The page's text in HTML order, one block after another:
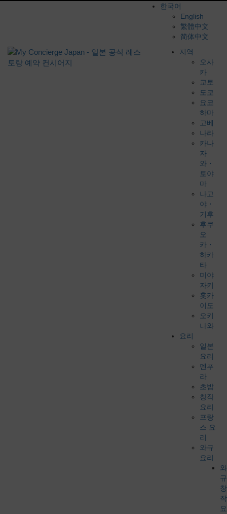
한국어
English
繁體中文
简体中文
지역
오사
카
교토
도쿄
요코
하마
고베
나라
카나
자
와・
토야
마
나고
야・
기후
후쿠
오
카・
하카
타
미야
자키
홋카
이도
오키
나와
요리
일본
요리
덴푸
라
초밥
창작
요리
프랑
스 요
리
와규
요리
와
규
창
작
요